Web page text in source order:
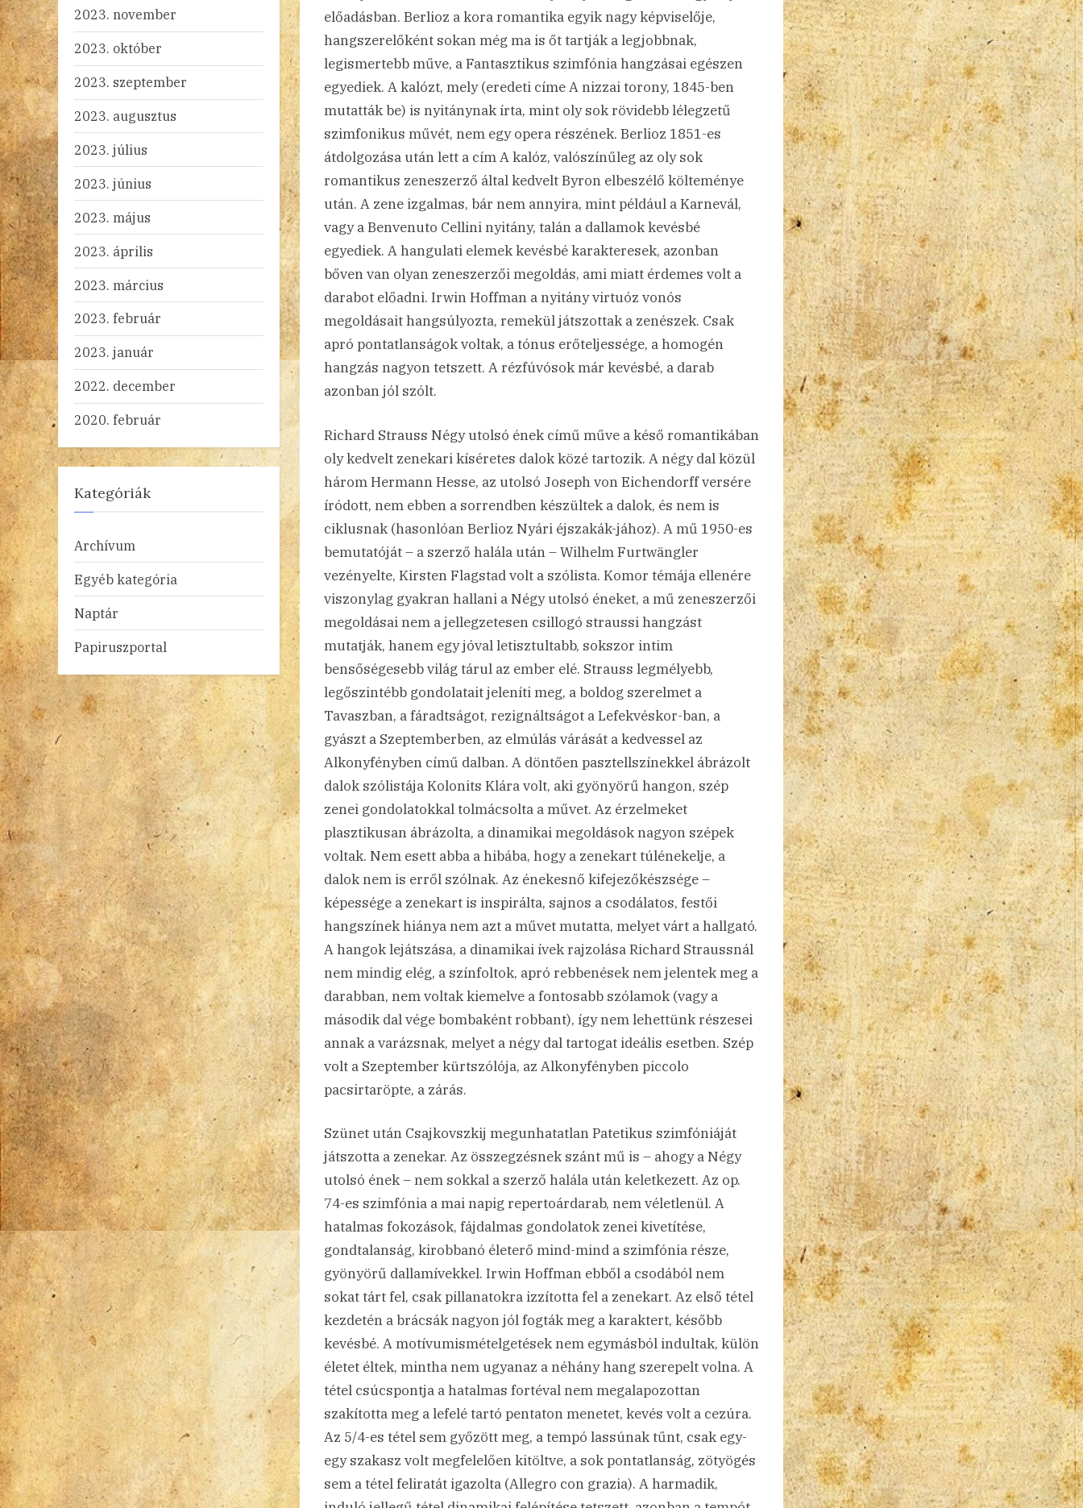
előadásban. Berlioz a kora romantika egyik nagy képviselője,
hangszerelőként sokan még ma is őt tartják a legjobbnak,
legismertebb műve, a Fantasztikus szimfónia hangzásai egészen
egyediek. A kalózt, mely (eredeti címe A nizzai torony, 1845-ben
mutatták be) is nyitánynak írta, mint oly sok rövidebb lélegzetű
szimfonikus művét, nem egy opera részének. Berlioz 1851-es
átdolgozása után lett a cím A kalóz, valószínűleg az oly sok
romantikus zeneszerző által kedvelt Byron elbeszélő költeménye
után. A zene izgalmas, bár nem annyira, mint például a Karnevál,
vagy a Benvenuto Cellini nyitány, talán a dallamok kevésbé
egyediek. A hangulati elemek kevésbé karakteresek, azonban
bőven van olyan zeneszerzői megoldás, ami miatt érdemes volt a
darabot előadni. Irwin Hoffman a nyitány virtuóz vonós
megoldásait hangsúlyozta, remekül játszottak a zenészek. Csak
apró pontatlanságok voltak, a tónus erőteljessége, a homogén
hangzás nagyon tetszett. A rézfúvósok már kevésbé, a darab
azonban jól szólt.
Richard Strauss Négy utolsó ének című műve a késő romantikában
oly kedvelt zenekari kíséretes dalok közé tartozik. A négy dal közül
három Hermann Hesse, az utolsó Joseph von Eichendorff versére
íródott, nem ebben a sorrendben készültek a dalok, és nem is
ciklusnak (hasonlóan Berlioz Nyári éjszakák-jához). A mű 1950-es
bemutatóját – a szerző halála után – Wilhelm Furtwängler
vezényelte, Kirsten Flagstad volt a szólista. Komor témája ellenére
viszonylag gyakran hallani a Négy utolsó éneket, a mű zeneszerzői
megoldásai nem a jellegzetesen csillogó straussi hangzást
mutatják, hanem egy jóval letisztultabb, sokszor intim
bensőségesebb világ tárul az ember elé. Strauss legmélyebb,
legőszintébb gondolatait jeleníti meg, a boldog szerelmet a
Tavaszban, a fáradtságot, rezignáltságot a Lefekvéskor-ban, a
gyászt a Szeptemberben, az elmúlás várását a kedvessel az
Alkonyfényben című dalban. A döntően pasztellszínekkel ábrázolt
dalok szólistája Kolonits Klára volt, aki gyönyörű hangon, szép
zenei gondolatokkal tolmácsolta a művet. Az érzelmeket
plasztikusan ábrázolta, a dinamikai megoldások nagyon szépek
voltak. Nem esett abba a hibába, hogy a zenekart túlénekelje, a
dalok nem is erről szólnak. Az énekesnő kifejezőkészsége –
képessége a zenekart is inspirálta, sajnos a csodálatos, festői
hangszínek hiánya nem azt a művet mutatta, melyet várt a hallgató.
A hangok lejátszása, a dinamikai ívek rajzolása Richard Straussnál
nem mindig elég, a színfoltok, apró rebbenések nem jelentek meg a
darabban, nem voltak kiemelve a fontosabb szólamok (vagy a
második dal vége bombaként robbant), így nem lehettünk részesei
annak a varázsnak, melyet a négy dal tartogat ideális esetben. Szép
volt a Szeptember kürtszólója, az Alkonyfényben piccolo
pacsirtaröpte, a zárás.
Szünet után Csajkovszkij megunhatatlan Patetikus szimfóniáját
játszotta a zenekar. Az összegzésnek szánt mű is – ahogy a Négy
utolsó ének – nem sokkal a szerző halála után keletkezett. Az op.
74-es szimfónia a mai napig repertoárdarab, nem véletlenül. A
hatalmas fokozások, fájdalmas gondolatok zenei kivetítése,
gondtalanság, kirobbanó életerő mind-mind a szimfónia része,
gyönyörű dallamívekkel. Irwin Hoffman ebből a csodából nem
sokat tárt fel, csak pillanatokra izzította fel a zenekart. Az első tétel
kezdetén a brácsák nagyon jól fogták meg a karaktert, később
kevésbé. A motívumismételgetések nem egymásból indultak, külön
életet éltek, mintha nem ugyanaz a néhány hang szerepelt volna. A
tétel csúcspontja a hatalmas fortéval nem megalapozottan
szakította meg a lefelé tartó pentaton menetet, kevés volt a cezúra.
Az 5/4-es tétel sem győzött meg, a tempó lassúnak tűnt, csak egy-
egy szakasz volt megfelelően kitöltve, a sok pontatlanság, zötyögés
sem a tétel feliratát igazolta (Allegro con grazia). A harmadik,
2023. november
2023. október
2023. szeptember
2023. augusztus
2023. július
2023. június
2023. május
2023. április
2023. március
2023. február
2023. január
2022. december
2020. február
Kategóriák
Archívum
Egyéb kategória
Naptár
Papiruszportal